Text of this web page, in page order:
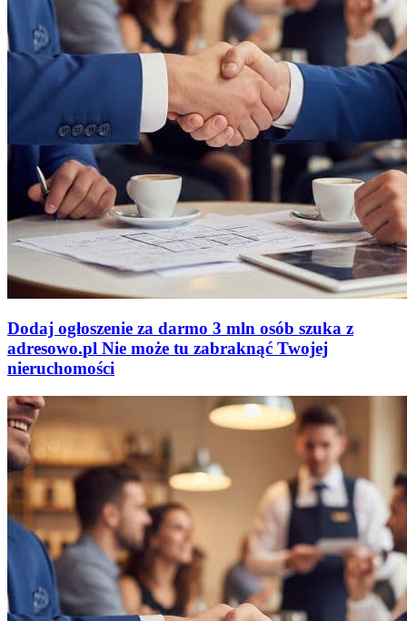
Dodaj ogłoszenie za darmo 3 mln osób szuka z
adresowo.pl Nie może tu zabraknąć Twojej
nieruchomości